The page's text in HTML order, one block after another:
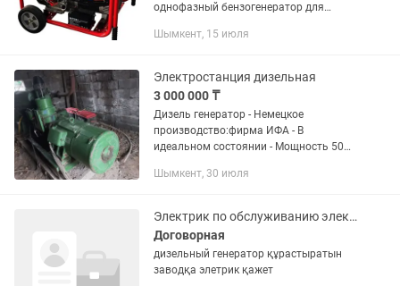
однофазный бензогенератор для
стройки, мастерских и коммерческих
двигателем LT192F...
Шымкент, 15 июля
Электростанция дизельная
3 000 000 ₸
Дизель генератор - Немецкое
производство:фирма ИФА - В
идеальном состоянии - Мощность 50
жидкости так как генератор
идет щит...
Шымкент, 30 июля
Электрик по обслуживанию электрооборудования
Договорная
дизельный генератор құрастыратын
заводқа элетрик қажет